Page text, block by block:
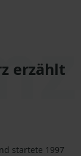
erzählt
startete 1997